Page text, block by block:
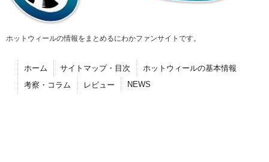
ホットウィールの情報をまとめるにわかファンサイトです。
ホーム サイトマップ・目次
ホットウィールの基本情報
考察・コラム
レビュー NEWS